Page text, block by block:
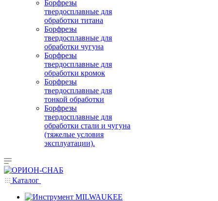
Борфрезы
твердосплавные для
обработки титана
Борфрезы
твердосплавные для
обработки чугуна
Борфрезы
твердосплавные для
обработки кромок
Борфрезы
твердосплавные для
тонкой обработки
Борфрезы
твердосплавные для
обработки стали и чугуна
(тяжелые условия
эксплуатации).
Каталог